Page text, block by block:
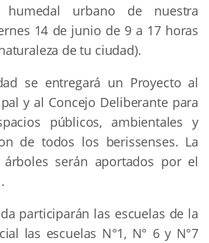
humedal urbano de nuestra
14 de junio de 9 a 17 horas
de tu ciudad).
se entregará un Proyecto al
y al Concejo Deliberante para
públicos, ambientales y
de todos los berissenses. La
serán aportados por el
participarán las escuelas de la
las escuelas N°1, N° 6 y N°7